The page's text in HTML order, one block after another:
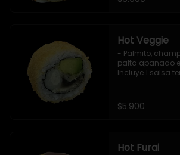
Hot Veggie
- Palmito,
palta apanado
Incluye 1 salsa
$5.900
Hot Furai